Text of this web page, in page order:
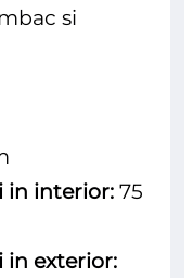
si
in interior:75
in exterior: